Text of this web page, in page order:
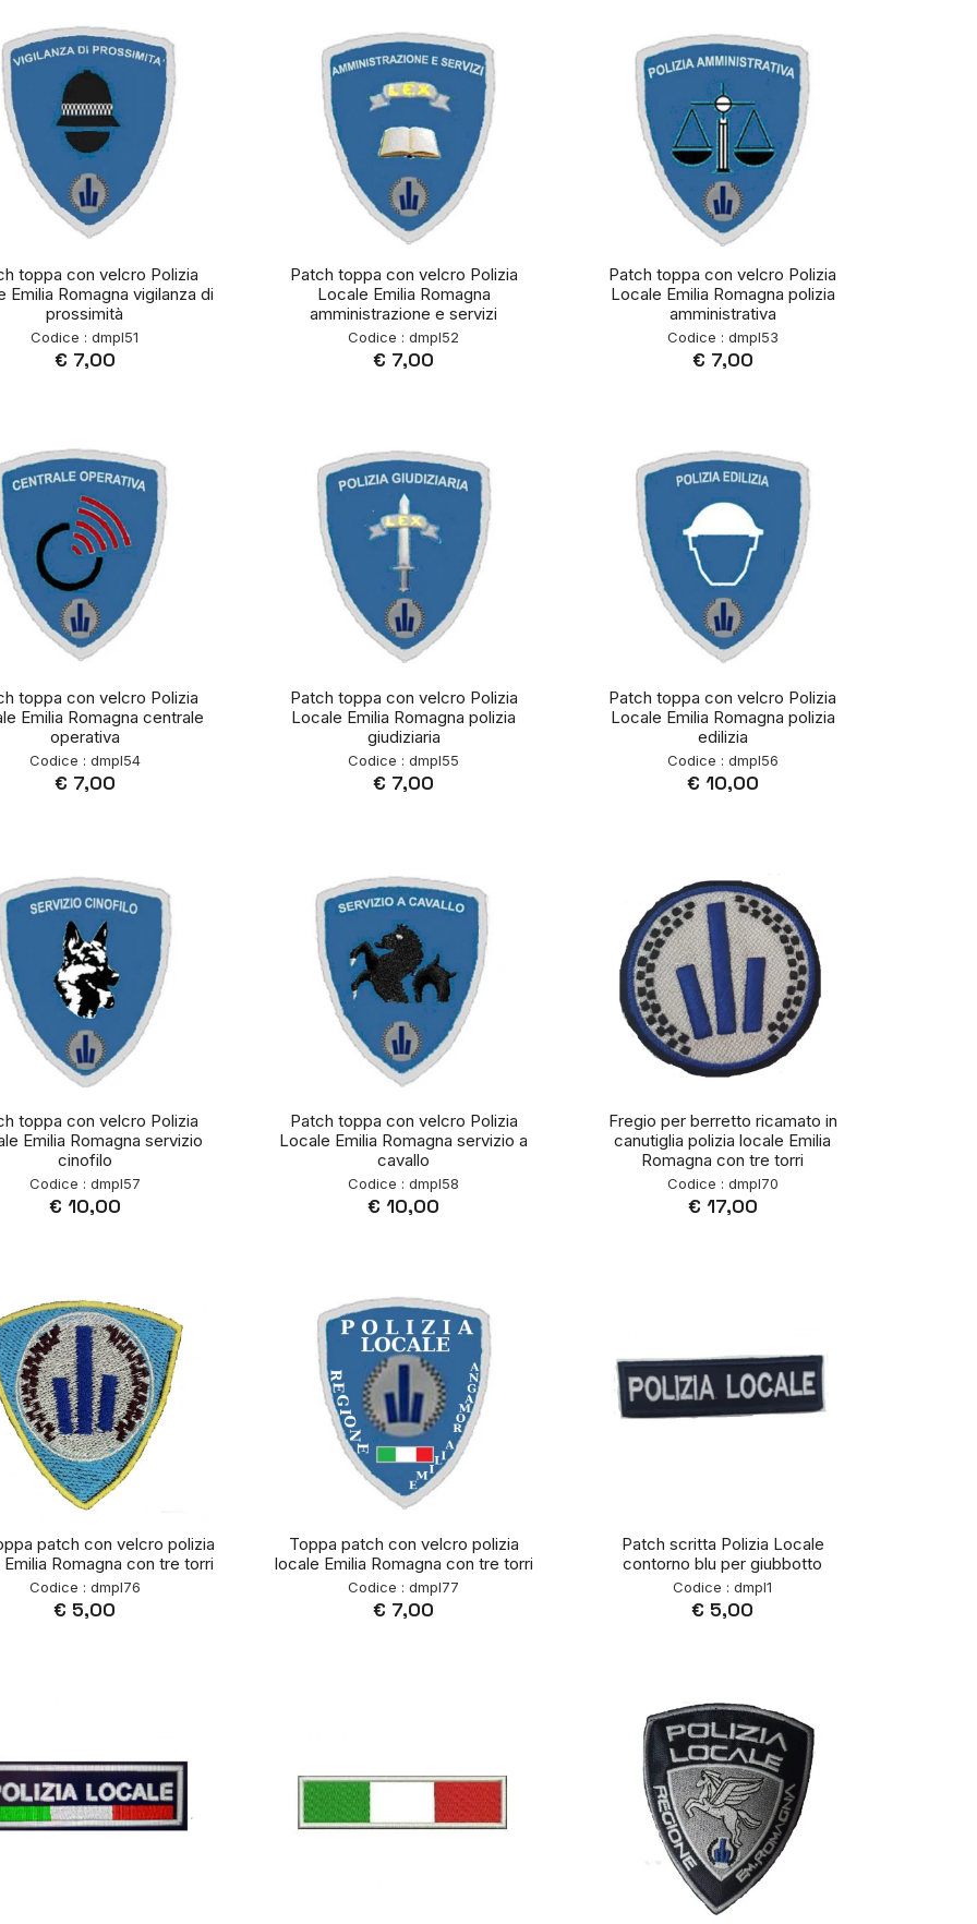
toppa con velcro Polizia
Emilia Romagna vigilanza di
prossimità
Codice : dmpl51
€ 7,00
Patch toppa con velcro Polizia
Locale Emilia Romagna
amministrazione e servizi
Codice : dmpl52
€ 7,00
Patch toppa con velcro Polizia
Locale Emilia Romagna polizia
amministrativa
Codice : dmpl53
€ 7,00
toppa con velcro Polizia
Emilia Romagna centrale
operativa
Codice : dmpl54
€ 7,00
Patch toppa con velcro Polizia
Locale Emilia Romagna polizia
giudiziaria
Codice : dmpl55
€ 7,00
Patch toppa con velcro Polizia
Locale Emilia Romagna polizia
edilizia
Codice : dmpl56
€ 10,00
toppa con velcro Polizia
Emilia Romagna servizio
cinofilo
Codice : dmpl57
€ 10,00
Patch toppa con velcro Polizia
Locale Emilia Romagna servizio a
cavallo
Codice : dmpl58
€ 10,00
Fregio per berretto ricamato in
canutiglia polizia locale Emilia
Romagna con tre torri
Codice : dmpl70
€ 17,00
patch con velcro polizia
Romagna con tre torri
Codice : dmpl76
€ 5,00
Toppa patch con velcro polizia
locale Emilia Romagna con tre torri
Codice : dmpl77
€ 7,00
Patch scritta Polizia Locale
contorno blu per giubbotto
Codice : dmpl1
€ 5,00